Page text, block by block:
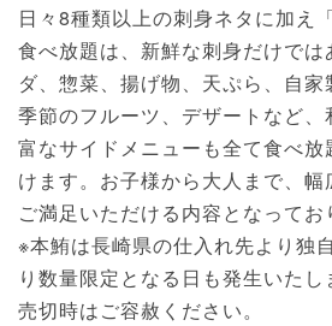
日々8種類以上の刺身ネタに加え
食べ放題は、新鮮な刺身だけでは
ダ、惣菜、揚げ物、天ぷら、自家
季節のフルーツ、デザートなど
富なサイドメニューも全て食べ
けます。お子様から大人まで、幅
ご満足いただける内容となってお
※本鮪は長崎県の仕入れ先より独
り数量限定となる日も発生いたし
売切時はご容赦ください。